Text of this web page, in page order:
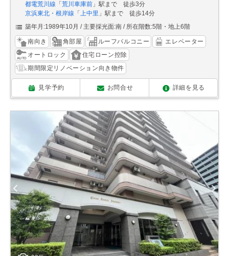
都電荒川線 「 荒川車庫前 」駅まで 徒歩3分
京浜東北・根岸線 「 上中里 」駅まで 徒歩14分
築年月:1989年10月
主要採光面:南 所在階数:5階・地上6階
南向き 角部屋 ルーフバルコニー
エレベーター
オートロック
住宅ローン控除
期間限定リノベーション向き物件
見学予約 お問合せ 詳細を見る